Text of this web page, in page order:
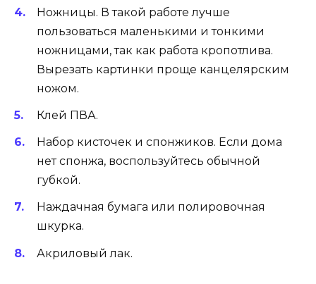
Ножницы. В такой работе лучше
пользоваться маленькими и тонкими
ножницами, так как работа кропотлива.
Вырезать картинки проще канцелярским
ножом.
Клей ПВА.
Набор кисточек и спонжиков. Если дома
нет спонжа, воспользуйтесь обычной
губкой.
Наждачная бумага или полировочная
шкурка.
Акриловый лак.